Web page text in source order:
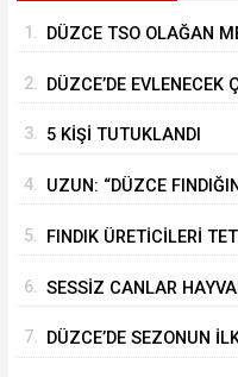
1. DÜZCE TSO OLAĞAN
2. DÜZCE’DE EVLENECEK
3. 5 KİŞİ TUTUKLANDI
4. UZUN: “DÜZCE
5. FINDIK ÜRETİCİLERİ
6. SESSİZ CANLAR
7. DÜZCE’DE SEZONUN